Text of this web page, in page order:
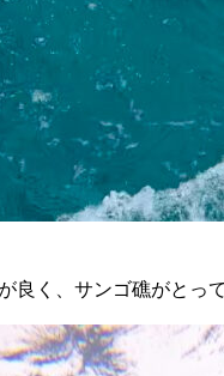
良く、サンゴ礁がとっ